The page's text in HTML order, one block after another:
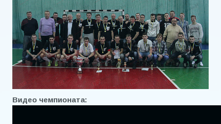
Видео чемпионата: